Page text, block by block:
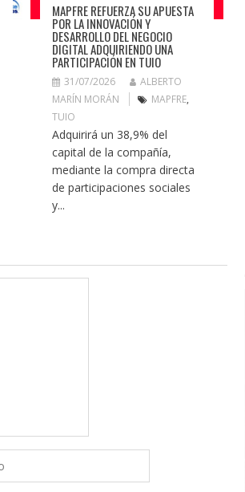
MAPFRE REFUERZA SU APUESTA
POR LA INNOVACIÓN Y
DESARROLLO DEL NEGOCIO
DIGITAL ADQUIRIENDO UNA
PARTICIPACIÓN EN TUIO
31/07/2026
ALBERTO
MARÍN MORÁN
MAPFRE,
TUIO
Adquirirá un 38,9% del
capital de la compañía,
mediante la compra directa
de participaciones sociales
y...